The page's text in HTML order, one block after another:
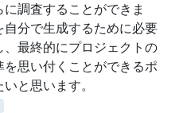
調査することができま
分で生成するために必要
、最終的にプロジェクトの
思い付くことができるポ
と思います。